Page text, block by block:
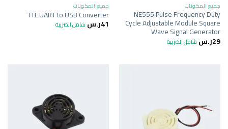
جميع المكونات
NE555 Pulse Frequency Duty
Cycle Adjustable Module Square
Wave Signal Generator
29ر.س شامل الضريبة
جميع المكونات
TTL UART to USB Converter
41ر.س شامل الضريبة